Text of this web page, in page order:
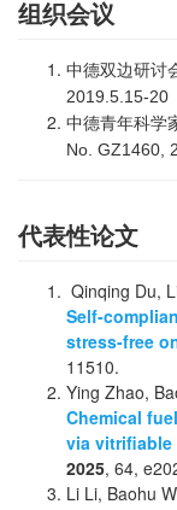
组织会议
中德双边研讨
2019.5.15-20
中德青年科学
No. GZ1460,
代表性论文
Qinqing Du,
Self-
stress-free
11510.
Ying Zhao,
Chemical
via vitrifiable
2025, 64,
Li Li, Baohu